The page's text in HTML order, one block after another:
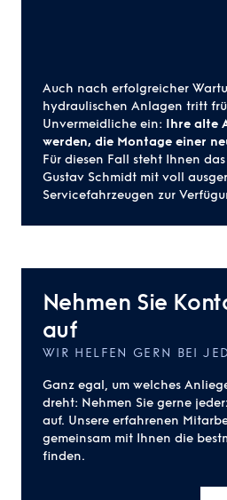
Auch nach erfolgreicher
hydraulischen Anlagen tritt
Unvermeidliche ein: Ihre alte
werden, die Montage einer
Für diesen Fall steht Ihnen
Gustav Schmidt mit voll
Servicefahrzeugen zur
Nehmen Sie
auf
WIR HELFEN GERN BEI
Ganz egal, um welches
dreht: Nehmen Sie gerne
auf. Unsere erfahrenen
gemeinsam mit Ihnen die
finden.